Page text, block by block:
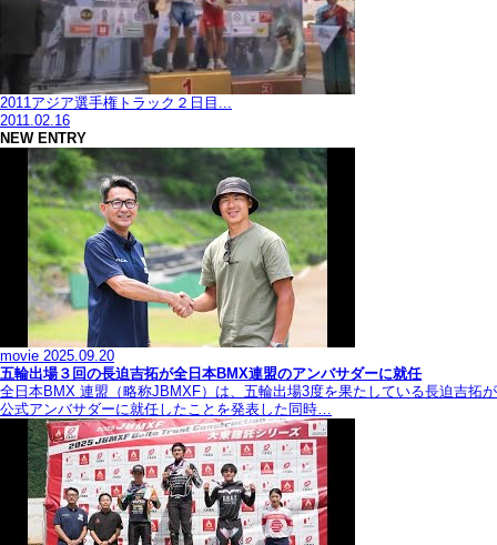
2011アジア選手権トラック２日目...
2011.02.16
NEW ENTRY
movie 2025.09.20
五輪出場３回の長迫吉拓が全日本BMX連盟のアンバサダーに就任
全日本BMX 連盟（略称JBMXF）は、五輪出場3度を果たしている長迫吉拓が
公式アンバサダーに就任したことを発表した同時…